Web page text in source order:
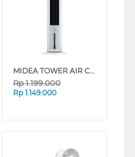
MIDEA TOWER AIR COOLER 4 L MAC400R0APW
Rp1.199.000
Rp 1.149.000